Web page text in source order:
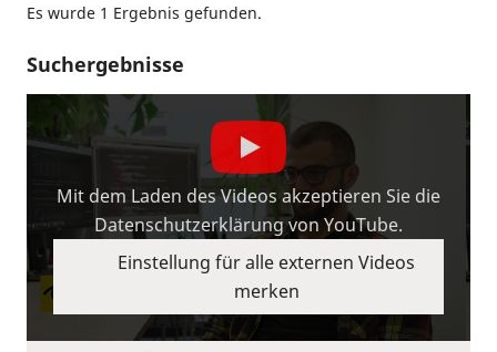
Es wurde 1 Ergebnis gefunden.
Suchergebnisse
Mit dem Laden des Videos akzeptieren Sie die
Datenschutzerklärung von YouTube.
Einstellung für alle externen Videos
merken